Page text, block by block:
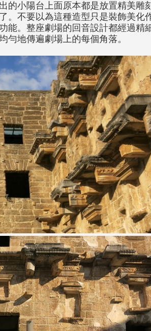
的小陽台上面原本都是放置精美雕
。不要以為這種造型只是裝飾美化
能。整座劇場的回音設計都經過精
勻地傳遍劇場上的每個角落。